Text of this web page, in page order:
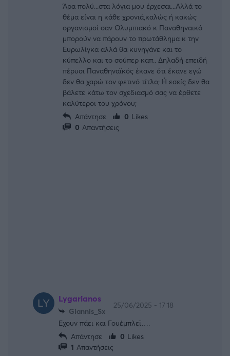
Άρα πολύ...στα λόγια μου έρχεσαι...Αλλά το
θέμα είναι η κάθε χρονιά,καλώς ή κακώς
οργανισμοί σαν Ολυμπιακό κ Παναθηναικό
μπορούν να πάρουν το πρωτάθλημα κ την
Ευρωλίγκα αλλά θα κυνηγάνε και το
κύπελλο και το σούπερ καπ.. Δηλαδή επειδή
πέρυσι Παναθηναϊκός έκανε ότι έκανε εγώ
δεν θα χαρώ τον φετινό τίτλο; Ή εσείς δεν θα
βάλετε κάτω τον σχεδιασμό σας να έρθετε
καλύτεροι του χρόνου;
Απάντησε
0 Likes
0 Απαντήσεις
Lygarianos
Giannis_Sx
25/06/2025 - 17:18
Εχουν πάει και Γουέμπλεϊ….
Απάντησε
0 Likes
1 Απαντήσεις